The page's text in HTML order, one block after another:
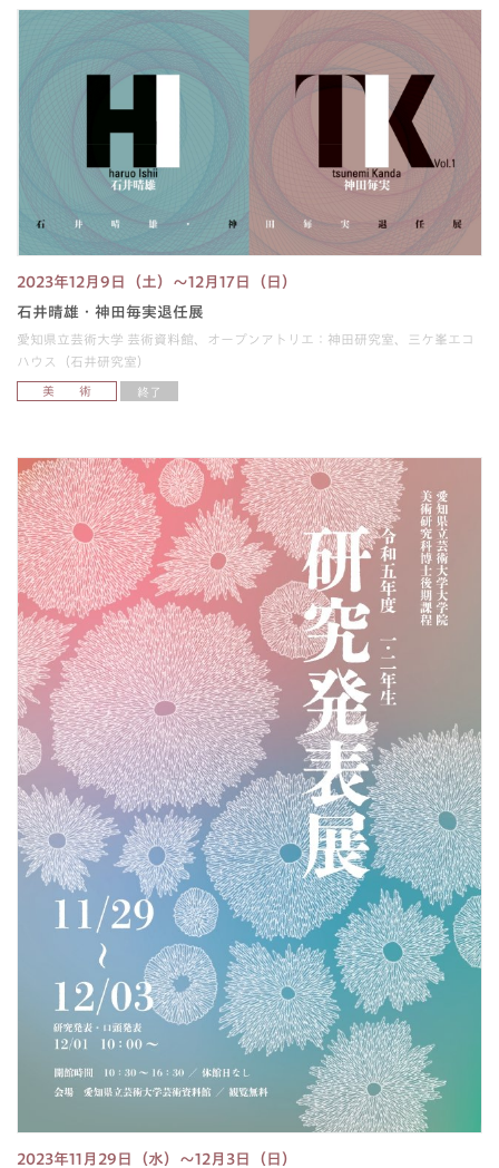
2023年12月9日（土）～12月17日（日）
石井晴雄・神田毎実退任展
愛知県立芸術大学 芸術資料館、オープンアトリエ：神田研究室、三ケ峯エコ
ハウス（石井研究室）
美 術 終了
2023年11月29日（水）～12月3日（日）